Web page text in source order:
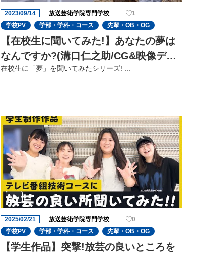
2023/09/14 放送芸術学院専門学校
1
学校PV
学部・学科・コース 先輩・OB・OG
【在校生に聞いてみた!】あなたの夢は
なんですか?(溝口仁之助/CG&映像ディ
レクターコース)
在校生に「夢」を聞いてみたシリーズ! ...
2025/02/21 放送芸術学院専門学校
0
学校PV
学部・学科・コース 先輩・OB・OG
【学生作品】突撃!放芸の良いところを